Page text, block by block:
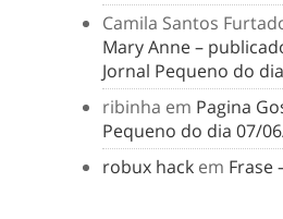
Camila Santos
Mary Anne –
Jornal Pequeno do
ribinha em Pagina
Pequeno do dia 07/
robux hack em Frase